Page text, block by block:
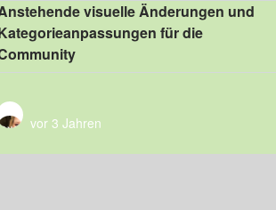
visuelle Änderungen und
für die
vor 3 Jahren